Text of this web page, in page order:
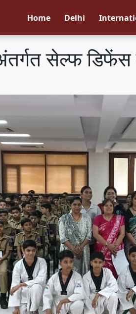
Home Delhi
सेल्फ डिफेंस